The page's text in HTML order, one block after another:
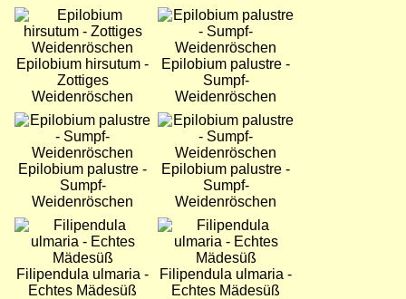
Bild
Epilobium hirsutum -
Zottiges
Weidenröschen
Bild
Epilobium palustre -
Sumpf-
Weidenröschen
Bild
Epilobium palustre -
Sumpf-
Weidenröschen
Bild
Epilobium palustre -
Sumpf-
Weidenröschen
Bild
Filipendula ulmaria -
Echtes Mädesüß
Bild
Filipendula ulmaria -
Echtes Mädesüß